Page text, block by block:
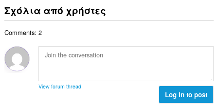
ε
ω
ο
γ
ε
ω
:
α
θ
λ
ο
σ
ο
β
α
ο
Σχόλια από χρήστες
Comments: 2
View forum thread
Log in to post